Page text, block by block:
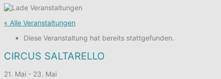
« Alle Veranstaltungen
Diese Veranstaltung hat bereits stattgefunden.
CIRCUS SALTARELLO
21. Mai - 23. Mai